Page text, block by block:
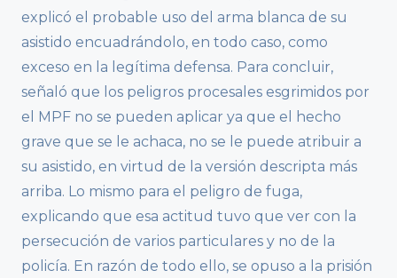
explicó el probable uso del arma blanca de su
asistido encuadrándolo, en todo caso, como
exceso en la legítima defensa. Para concluir,
señaló que los peligros procesales esgrimidos por
el MPF no se pueden aplicar ya que el hecho
grave que se le achaca, no se le puede atribuir a
su asistido, en virtud de la versión descripta más
arriba. Lo mismo para el peligro de fuga,
explicando que esa actitud tuvo que ver con la
persecución de varios particulares y no de la
policía. En razón de todo ello, se opuso a la prisión